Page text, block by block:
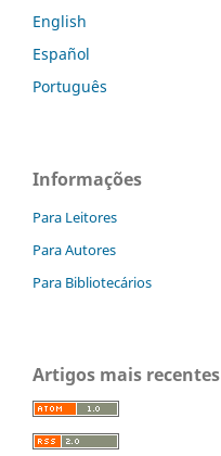
English
Español
Português
Informações
Para Leitores
Para Autores
Para Bibliotecários
Artigos mais recentes